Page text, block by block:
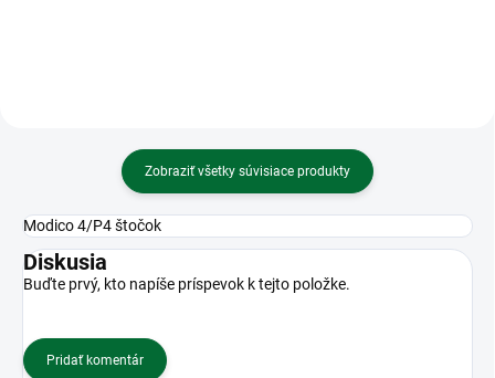
Zobraziť všetky súvisiace produkty
Modico 4/P4 štočok
Diskusia
Buďte prvý, kto napíše príspevok k tejto položke.
Pridať komentár